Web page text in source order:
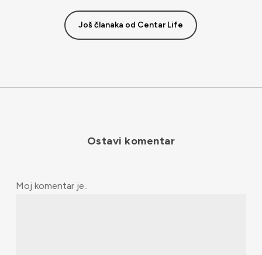
Još članaka od Centar Life
Ostavi komentar
Moj komentar je..